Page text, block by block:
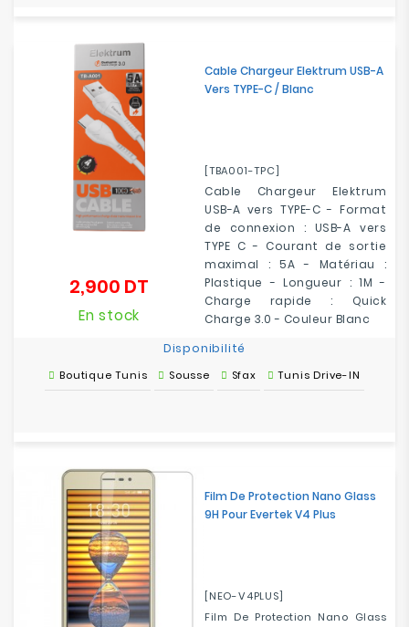
Cable Chargeur Elektrum USB-A
Vers TYPE-C / Blanc
[TBA001-TPC]
Cable Chargeur Elektrum
USB-A vers TYPE-C - Format
de connexion : USB-A vers
TYPE C - Courant de sortie
maximal : 5A - Matériau :
Plastique - Longueur : 1M -
Charge rapide : Quick
Charge 3.0 - Couleur Blanc
2,900 DT
En stock
Disponibilité
Boutique Tunis Sousse Sfax Tunis Drive-IN
Film De Protection Nano Glass
9H Pour Evertek V4 Plus
[NEO-V4PLUS]
Film De Protection Nano Glass